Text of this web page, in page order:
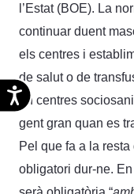
Accesibilidad
l’Estat (BOE). La
continuar duent
els centres i
de salut o de
en centres
gent gran quan es
Pel que fa a la resta
obligatori dur-ne.